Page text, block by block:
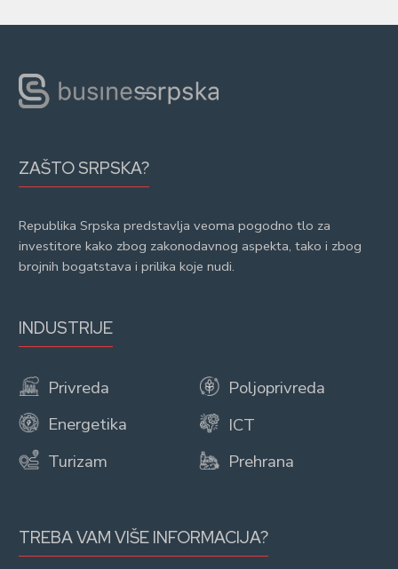
ZAŠTO SRPSKA?
Republika Srpska predstavlja veoma pogodno tlo za
investitore kako zbog zakonodavnog aspekta, tako i zbog
brojnih bogatstava i prilika koje nudi.
INDUSTRIJE
Privreda
Energetika
Turizam
Poljoprivreda
ICT
Prehrana
TREBA VAM VIŠE INFORMACIJA?